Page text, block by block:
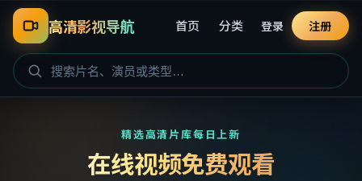
高清影视导航 首页 分类 登录 注册
精选高清片库每日上新
在线视频免费观看